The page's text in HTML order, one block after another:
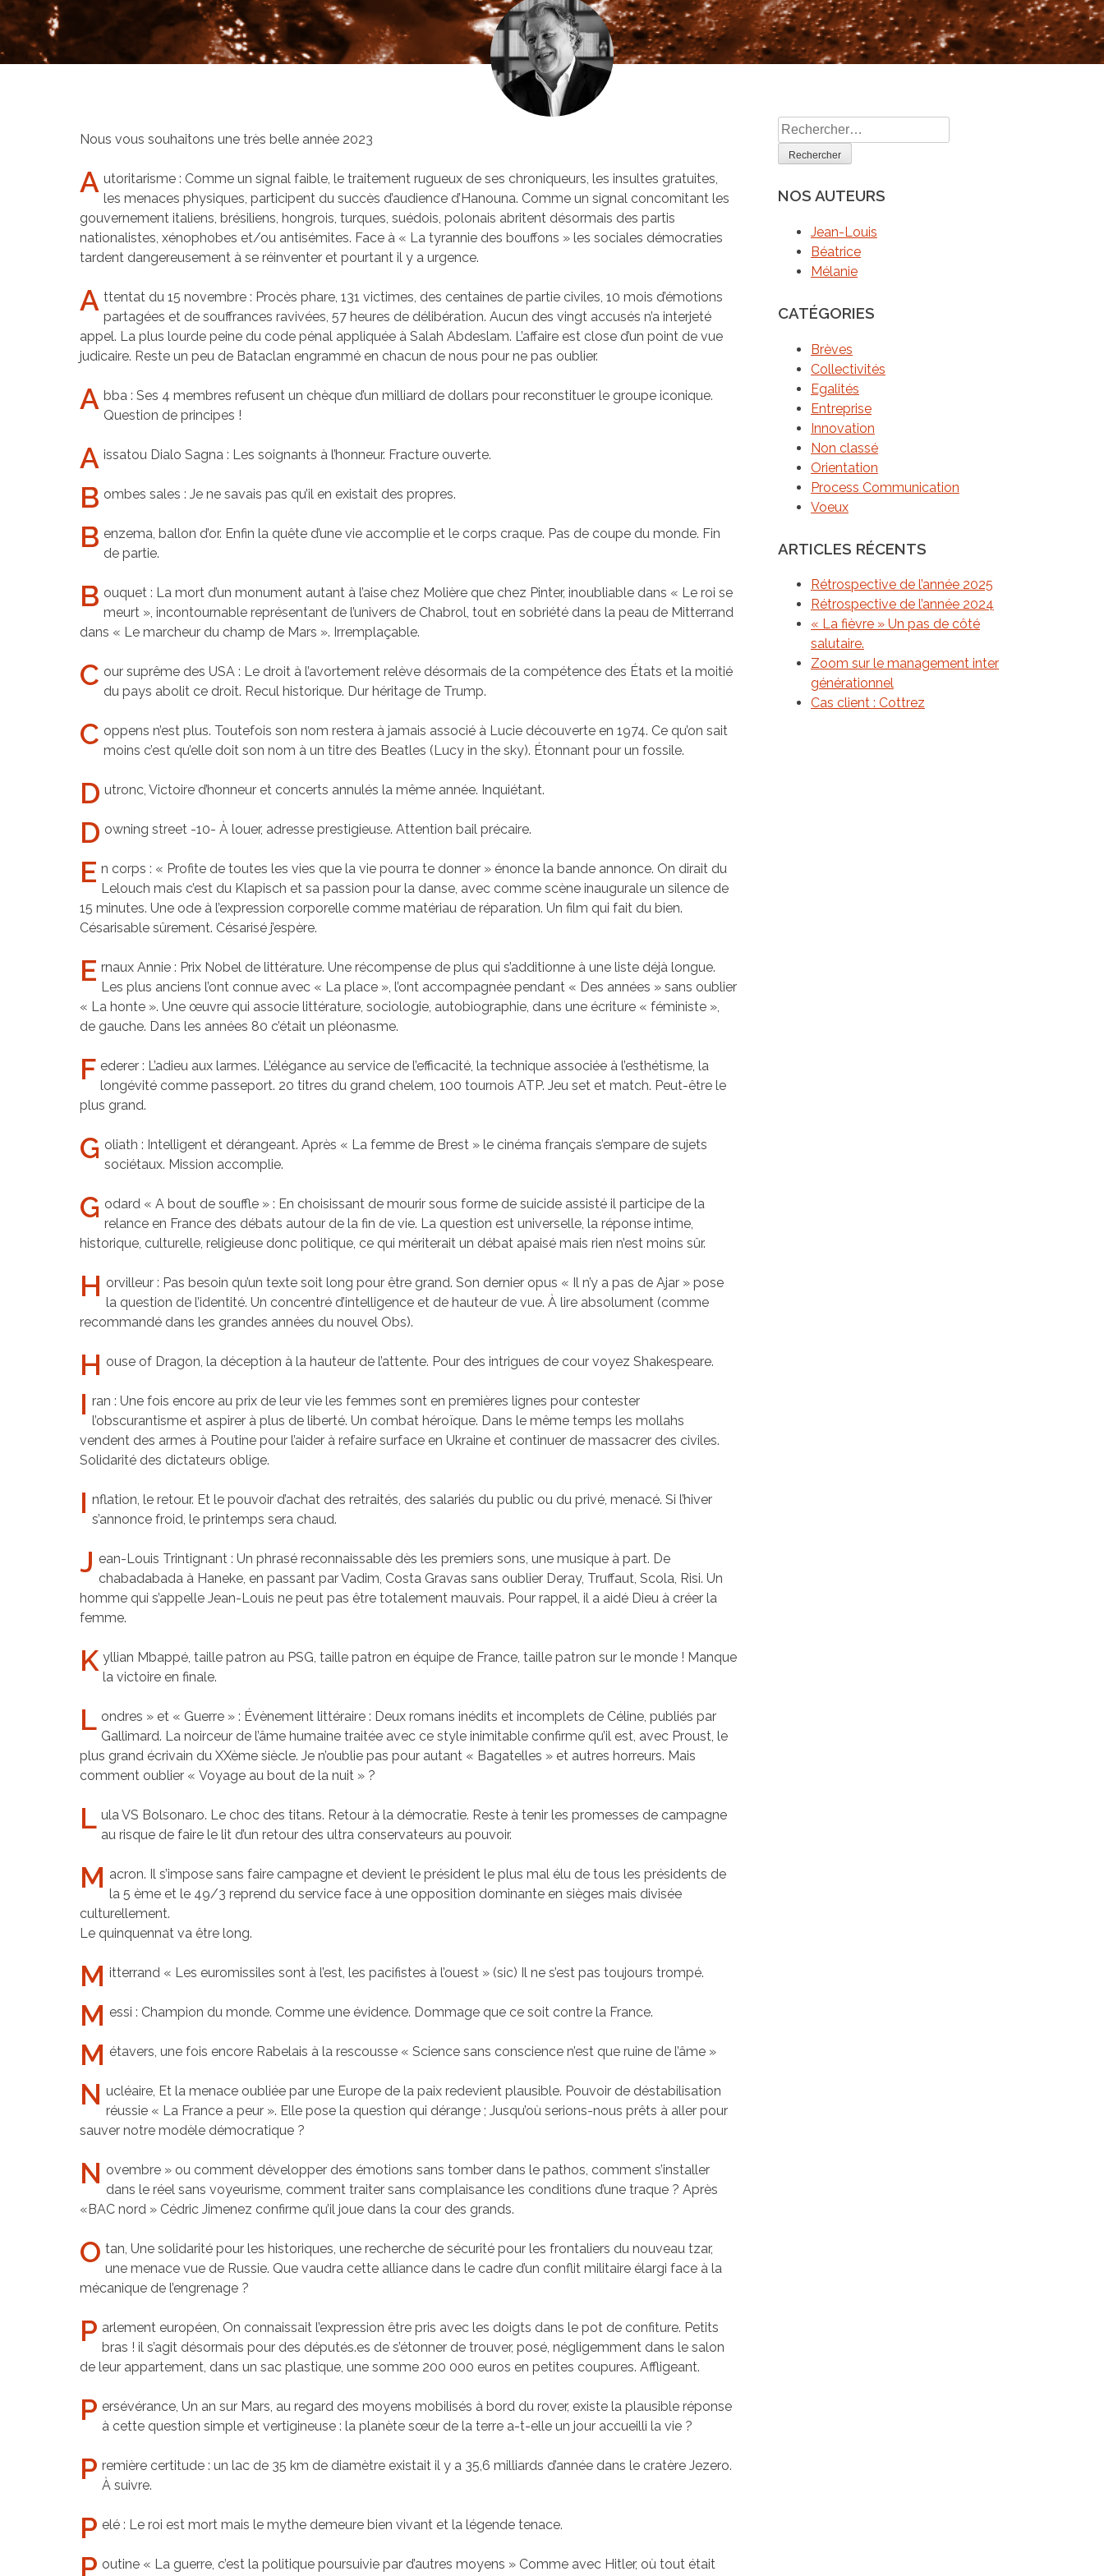
Accompagnement au
changement
S’approprier les
fondamentaux du
management
activité grâce aux réseaux
sociaux ?
Nous vous souhaitons une très belle année 2023
A utoritarisme : Comme un signal faible, le traitement rugueux de ses chroniqueurs, les insultes gratuites,
les menaces physiques, participent du succès d’audience d’Hanouna. Comme un signal concomitant les
gouvernement italiens, brésiliens, hongrois, turques, suédois, polonais abritent désormais des partis
nationalistes, xénophobes et/ou antisémites. Face à « La tyrannie des bouffons » les sociales démocraties
tardent dangereusement à se réinventer et pourtant il y a urgence.
A ttentat du 15 novembre : Procès phare, 131 victimes, des centaines de partie civiles, 10 mois d’émotions
partagées et de souffrances ravivées, 57 heures de délibération. Aucun des vingt accusés n’a interjeté
appel. La plus lourde peine du code pénal appliquée à Salah Abdeslam. L’affaire est close d’un point de vue
judicaire. Reste un peu de Bataclan engrammé en chacun de nous pour ne pas oublier.
A bba : Ses 4 membres refusent un chèque d’un milliard de dollars pour reconstituer le groupe iconique.
Question de principes !
A issatou Dialo Sagna : Les soignants à l’honneur. Fracture ouverte.
B ombes sales : Je ne savais pas qu’il en existait des propres.
B enzema, ballon d’or. Enfin la quête d’une vie accomplie et le corps craque. Pas de coupe du monde. Fin
de partie.
B ouquet : La mort d’un monument autant à l’aise chez Molière que chez Pinter, inoubliable dans « Le roi se
meurt », incontournable représentant de l’univers de Chabrol, tout en sobriété dans la peau de Mitterrand
dans « Le marcheur du champ de Mars ». Irremplaçable.
C our suprême des USA : Le droit à l’avortement relève désormais de la compétence des États et la moitié
du pays abolit ce droit. Recul historique. Dur héritage de Trump.
C oppens n’est plus. Toutefois son nom restera à jamais associé à Lucie découverte en 1974. Ce qu’on sait
moins c’est qu’elle doit son nom à un titre des Beatles (Lucy in the sky). Étonnant pour un fossile.
D utronc, Victoire d’honneur et concerts annulés la même année. Inquiétant.
D owning street -10- À louer, adresse prestigieuse. Attention bail précaire.
E n corps : « Profite de toutes les vies que la vie pourra te donner » énonce la bande annonce. On dirait du
Lelouch mais c’est du Klapisch et sa passion pour la danse, avec comme scène inaugurale un silence de
15 minutes. Une ode à l’expression corporelle comme matériau de réparation. Un film qui fait du bien.
Césarisable sûrement. Césarisé j’espère.
E rnaux Annie : Prix Nobel de littérature. Une récompense de plus qui s’additionne à une liste déjà longue.
Les plus anciens l’ont connue avec « La place », l’ont accompagnée pendant « Des années » sans oublier
« La honte ». Une œuvre qui associe littérature, sociologie, autobiographie, dans une écriture « féministe »,
de gauche. Dans les années 80 c’était un pléonasme.
F ederer : L’adieu aux larmes. L’élégance au service de l’efficacité, la technique associée à l’esthétisme, la
longévité comme passeport. 20 titres du grand chelem, 100 tournois ATP. Jeu set et match. Peut-être le
plus grand.
G oliath : Intelligent et dérangeant. Après « La femme de Brest » le cinéma français s’empare de sujets
sociétaux. Mission accomplie.
G odard « A bout de souffle » : En choisissant de mourir sous forme de suicide assisté il participe de la
relance en France des débats autour de la fin de vie. La question est universelle, la réponse intime,
historique, culturelle, religieuse donc politique, ce qui mériterait un débat apaisé mais rien n’est moins sûr.
H orvilleur : Pas besoin qu’un texte soit long pour être grand. Son dernier opus « Il n’y a pas de Ajar » pose
la question de l’identité. Un concentré d’intelligence et de hauteur de vue. À lire absolument (comme
recommandé dans les grandes années du nouvel Obs).
H ouse of Dragon, la déception à la hauteur de l’attente. Pour des intrigues de cour voyez Shakespeare.
I ran : Une fois encore au prix de leur vie les femmes sont en premières lignes pour contester
l’obscurantisme et aspirer à plus de liberté. Un combat héroïque. Dans le même temps les mollahs
vendent des armes à Poutine pour l’aider à refaire surface en Ukraine et continuer de massacrer des civiles.
Solidarité des dictateurs oblige.
I nflation, le retour. Et le pouvoir d’achat des retraités, des salariés du public ou du privé, menacé. Si l’hiver
s’annonce froid, le printemps sera chaud.
J ean-Louis Trintignant : Un phrasé reconnaissable dès les premiers sons, une musique à part. De
chabadabada à Haneke, en passant par Vadim, Costa Gravas sans oublier Deray, Truffaut, Scola, Risi. Un
homme qui s’appelle Jean-Louis ne peut pas être totalement mauvais. Pour rappel, il a aidé Dieu à créer la
femme.
K yllian Mbappé, taille patron au PSG, taille patron en équipe de France, taille patron sur le monde ! Manque
la victoire en finale.
L ondres » et « Guerre » : Évènement littéraire : Deux romans inédits et incomplets de Céline, publiés par
Gallimard. La noirceur de l’âme humaine traitée avec ce style inimitable confirme qu’il est, avec Proust, le
plus grand écrivain du XXème siècle. Je n’oublie pas pour autant « Bagatelles » et autres horreurs. Mais
comment oublier « Voyage au bout de la nuit » ?
L ula VS Bolsonaro. Le choc des titans. Retour à la démocratie. Reste à tenir les promesses de campagne
au risque de faire le lit d’un retour des ultra conservateurs au pouvoir.
M acron. Il s’impose sans faire campagne et devient le président le plus mal élu de tous les présidents de
la 5 ème et le 49/3 reprend du service face à une opposition dominante en sièges mais divisée
culturellement.
Le quinquennat va être long.
M itterrand « Les euromissiles sont à l’est, les pacifistes à l’ouest » (sic) Il ne s’est pas toujours trompé.
M essi : Champion du monde. Comme une évidence. Dommage que ce soit contre la France.
M étavers, une fois encore Rabelais à la rescousse « Science sans conscience n’est que ruine de l’âme »
N ucléaire, Et la menace oubliée par une Europe de la paix redevient plausible. Pouvoir de déstabilisation
réussie « La France a peur ». Elle pose la question qui dérange ; Jusqu’où serions-nous prêts à aller pour
sauver notre modèle démocratique ?
N ovembre » ou comment développer des émotions sans tomber dans le pathos, comment s’installer
dans le réel sans voyeurisme, comment traiter sans complaisance les conditions d’une traque ? Après
«BAC nord » Cédric Jimenez confirme qu’il joue dans la cour des grands.
O tan, Une solidarité pour les historiques, une recherche de sécurité pour les frontaliers du nouveau tzar,
une menace vue de Russie. Que vaudra cette alliance dans le cadre d’un conflit militaire élargi face à la
mécanique de l’engrenage ?
P arlement européen, On connaissait l’expression être pris avec les doigts dans le pot de confiture. Petits
bras ! il s’agit désormais pour des députés.es de s’étonner de trouver, posé, négligemment dans le salon
de leur appartement, dans un sac plastique, une somme 200 000 euros en petites coupures. Affligeant.
P ersévérance, Un an sur Mars, au regard des moyens mobilisés à bord du rover, existe la plausible réponse
à cette question simple et vertigineuse : la planète sœur de la terre a-t-elle un jour accueilli la vie ?
P remière certitude : un lac de 35 km de diamètre existait il y a 35,6 milliards d’année dans le cratère Jezero.
À suivre.
P elé : Le roi est mort mais le mythe demeure bien vivant et la légende tenace.
P outine « La guerre, c’est la politique poursuivie par d’autres moyens » Comme avec Hitler, où tout était
Rechercher :
NOS AUTEURS
Jean-Louis
Béatrice
Mélanie
CATÉGORIES
Brèves
Collectivités
Egalités
Entreprise
Innovation
Non classé
Orientation
Process Communication
Voeux
ARTICLES RÉCENTS
Rétrospective de l’année 2025
Rétrospective de l’année 2024
« La fièvre » Un pas de côté
salutaire.
Zoom sur le management inter
générationnel
Cas client : Cottrez